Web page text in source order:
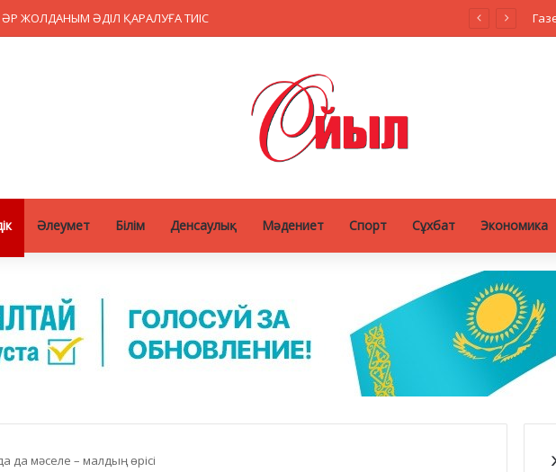
ӘР ЖОЛДАНЫМ ӘДІЛ ҚАРАЛУҒА ТИІС
Әлеумет Білім Денсаулық Мәдениет Спорт Сұхбат Экономика
да мәселе – малдың өрісі